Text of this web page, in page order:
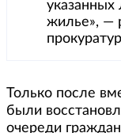
указанных
жилье», —
Только после
были
очереди